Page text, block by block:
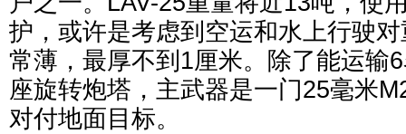
护，或许是考虑到空运和水上行驶
常薄，最厚不到1厘米。除了能运输
座旋转炮塔，主武器是一门25毫米
对付地面目标。